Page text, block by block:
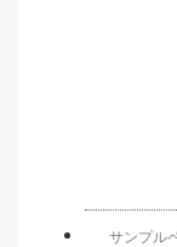
サンプル